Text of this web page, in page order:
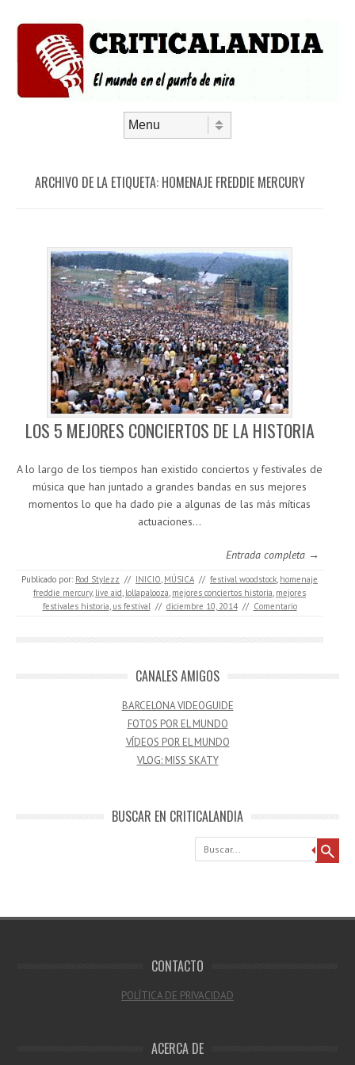
ARCHIVO DE LA ETIQUETA: HOMENAJE FREDDIE MERCURY
LOS 5 MEJORES CONCIERTOS DE LA HISTORIA
A lo largo de los tiempos han existido conciertos y festivales de
música que han juntado a grandes bandas en sus mejores
momentos lo que ha dado pie a algunas de las más míticas
actuaciones…
Entrada completa →
Publicado por: Rod Stylezz // INICIO, MÚSICA // festival woodstock, homenaje
freddie mercury, live aid, lollapalooza, mejores conciertos historia, mejores
festivales historia, us festival // diciembre 10, 2014 // Comentario
CANALES AMIGOS
BARCELONA VIDEOGUIDE
FOTOS POR EL MUNDO
VÍDEOS POR EL MUNDO
VLOG: MISS SKATY
BUSCAR EN CRITICALANDIA
Buscar
CONTACTO
POLÍTICA DE PRIVACIDAD
ACERCA DE